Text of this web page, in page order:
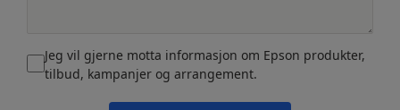
Jeg vil gjerne motta informasjon om Epson produkter,
tilbud, kampanjer og arrangement.